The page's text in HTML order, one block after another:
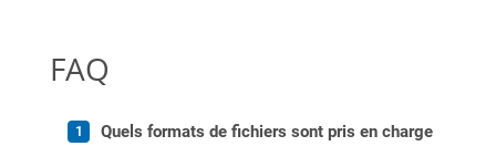
FAQ
Quels formats de fichiers sont pris en charge